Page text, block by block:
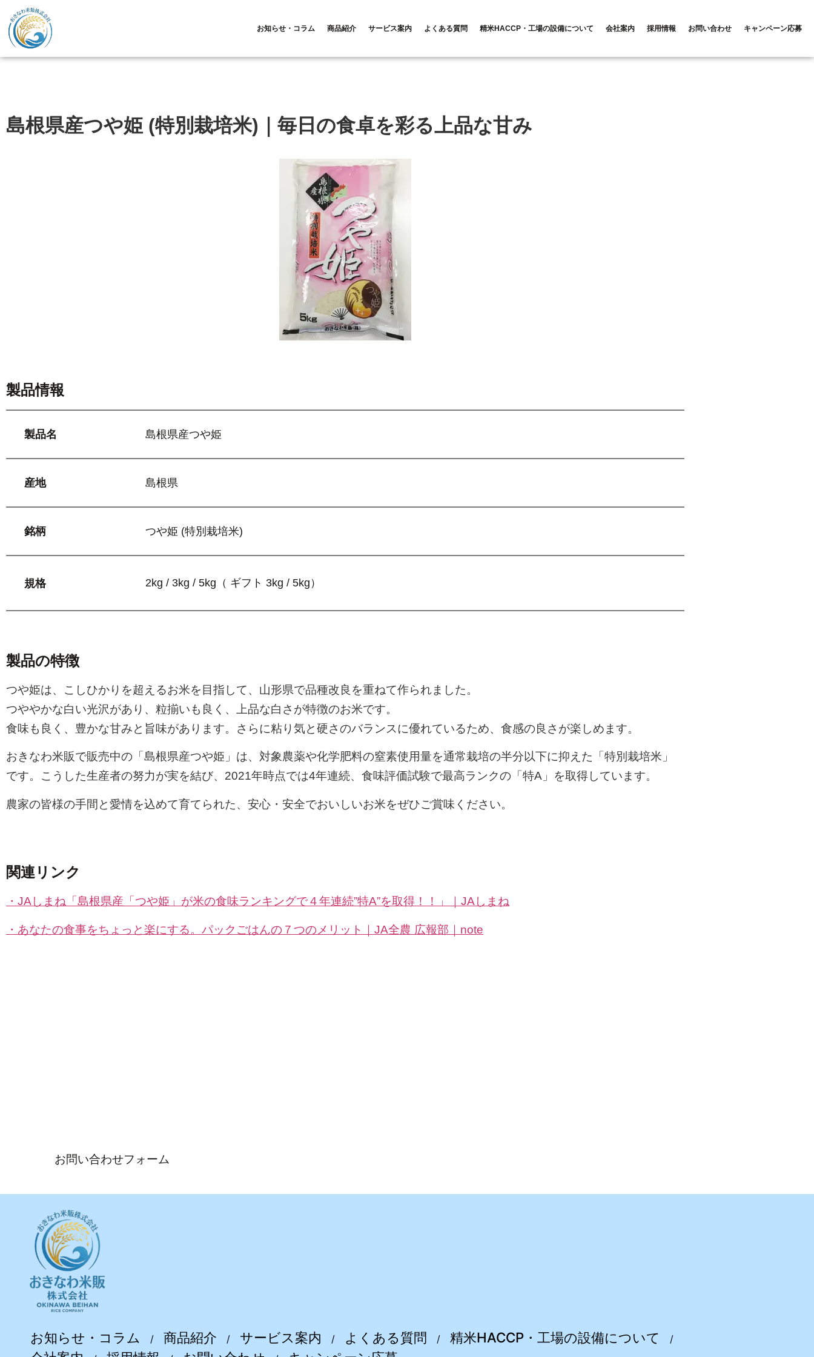
お知らせ・コラム 商品紹介 サービス案内 よくある質問 精米HACCP・工場の設備について 会社案内 採用情報 お問い合わせ キャンペーン応募
島根県産つや姫 (特別栽培米)｜毎日の食卓を彩る上品な甘み
製品情報
製品名 島根県産つや姫
産地 島根県
銘柄 つや姫 (特別栽培米)
規格 2kg / 3kg / 5kg（ ギフト 3kg / 5kg）
製品の特徴
つや姫は、こしひかりを超えるお米を目指して、山形県で品種改良を重ねて作られました。
つややかな白い光沢があり、粒揃いも良く、上品な白さが特徴のお米です。
食味も良く、豊かな甘みと旨味があります。さらに粘り気と硬さのバランスに優れているため、食感の良さが楽しめます。
おきなわ米販で販売中の「島根県産つや姫」は、対象農薬や化学肥料の窒素使用量を通常栽培の半分以下に抑えた「特別栽培米」
です。こうした生産者の努力が実を結び、2021年時点では4年連続、食味評価試験で最高ランクの「特A」を取得しています。
農家の皆様の手間と愛情を込めて育てられた、安心・安全でおいしいお米をぜひご賞味ください。
関連リンク
・JAしまね「島根県産「つや姫」が米の食味ランキングで４年連続”特A”を取得！！」｜JAしまね
・あなたの食事をちょっと楽にする。パックごはんの７つのメリット｜JA全農 広報部｜note
お問い合わせフォーム
お知らせ・コラム 商品紹介 サービス案内 よくある質問
精米HACCP・工場の設備について